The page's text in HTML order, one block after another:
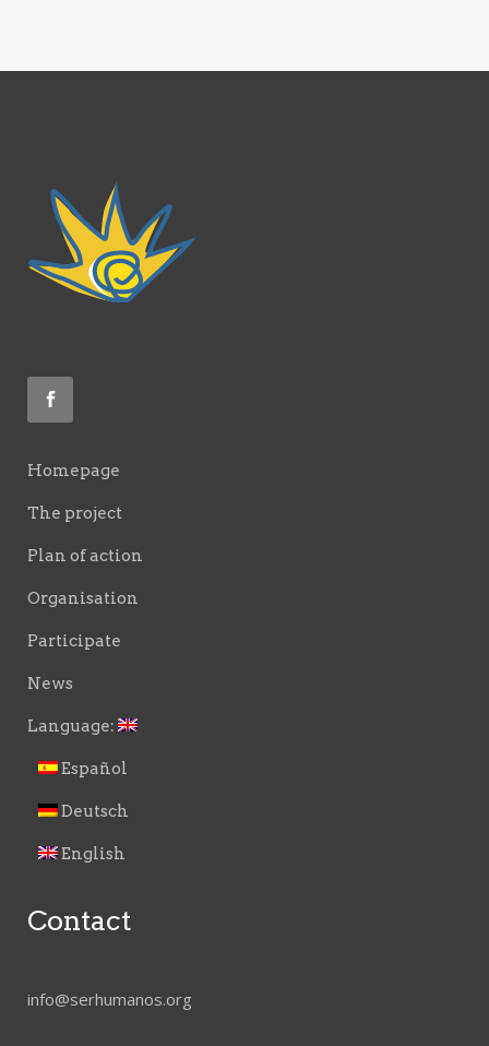
Homepage
The project
Plan of action
Organisation
Participate
News
Language:
Español
Deutsch
English
Contact
info@serhumanos.org